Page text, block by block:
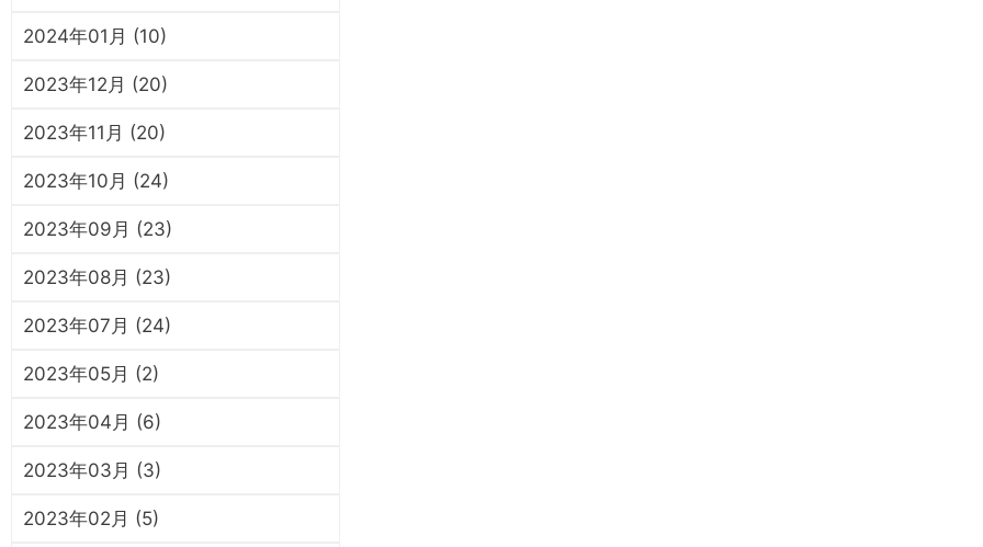
2024年01月 (10)
2023年12月 (20)
2023年11月 (20)
2023年10月 (24)
2023年09月 (23)
2023年08月 (23)
2023年07月 (24)
2023年05月 (2)
2023年04月 (6)
2023年03月 (3)
2023年02月 (5)